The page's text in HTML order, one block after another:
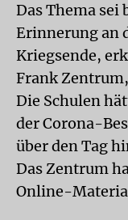
Das Thema sei
Erinnerung an
Kriegsende,
Frank
Die Schulen
der Corona-
über den Tag
Das Zentrum
Online-